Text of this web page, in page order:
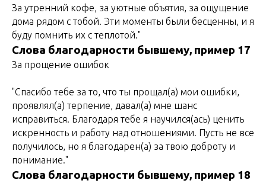
За утренний кофе, за уютные объятия, за ощущение
дома рядом с тобой. Эти моменты были бесценны, и я
буду помнить их с теплотой."
Слова благодарности бывшему, пример 17
За прощение ошибок
"Спасибо тебе за то, что ты прощал(а) мои ошибки,
проявлял(а) терпение, давал(а) мне шанс
исправиться. Благодаря тебе я научился(ась) ценить
искренность и работу над отношениями. Пусть не все
получилось, но я благодарен(а) за твою доброту и
понимание."
Слова благодарности бывшему, пример 18